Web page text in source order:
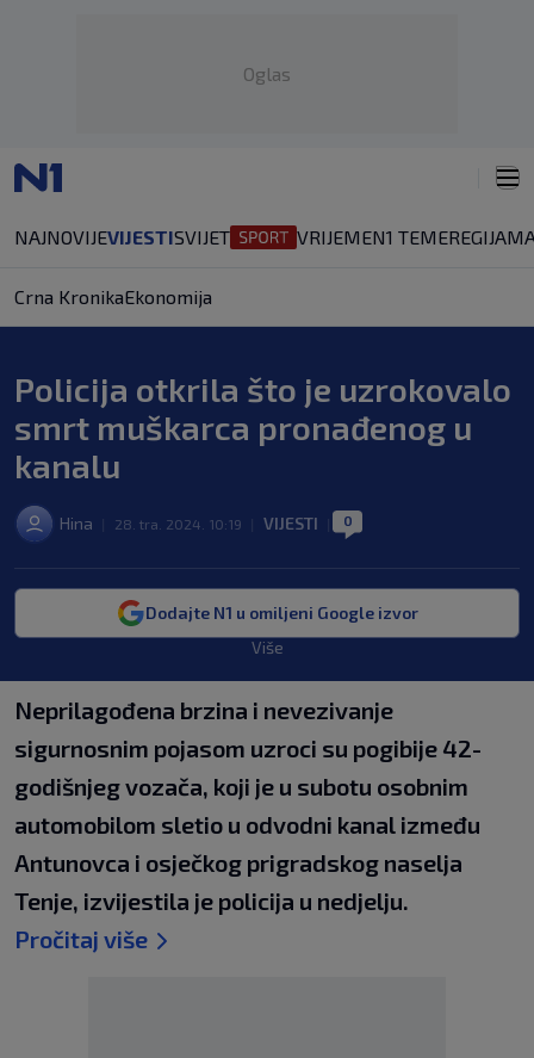
Oglas
NAJNOVIJEVIJESTISVIJET VRIJEMEN1 TEMEREGIJA
Crna KronikaEkonomija
Policija otkrila što je uzrokovalo
smrt muškarca pronađenog u
kanalu
Hina 28. tra. 2024. 10:19 VIJESTI 0
Dodajte N1 u omiljeni Google izvor
Više
Neprilagođena brzina i nevezivanje
sigurnosnim pojasom uzroci su pogibije 42-
godišnjeg vozača, koji je u subotu osobnim
automobilom sletio u odvodni kanal između
Antunovca i osječkog prigradskog naselja
Tenje, izvijestila je policija u nedjelju.
Pročitaj više